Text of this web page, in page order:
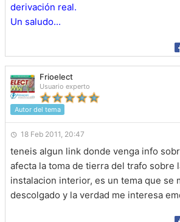
derivación real.
Un saludo...
Frioelect
Usuario experto
Autor del tema
18 Feb 2011, 20:47
teneis algun link donde venga info
afecta la toma de tierra del trafo sobre
instalacion interior, es un tema que se
descolgado y la verdad me interesa